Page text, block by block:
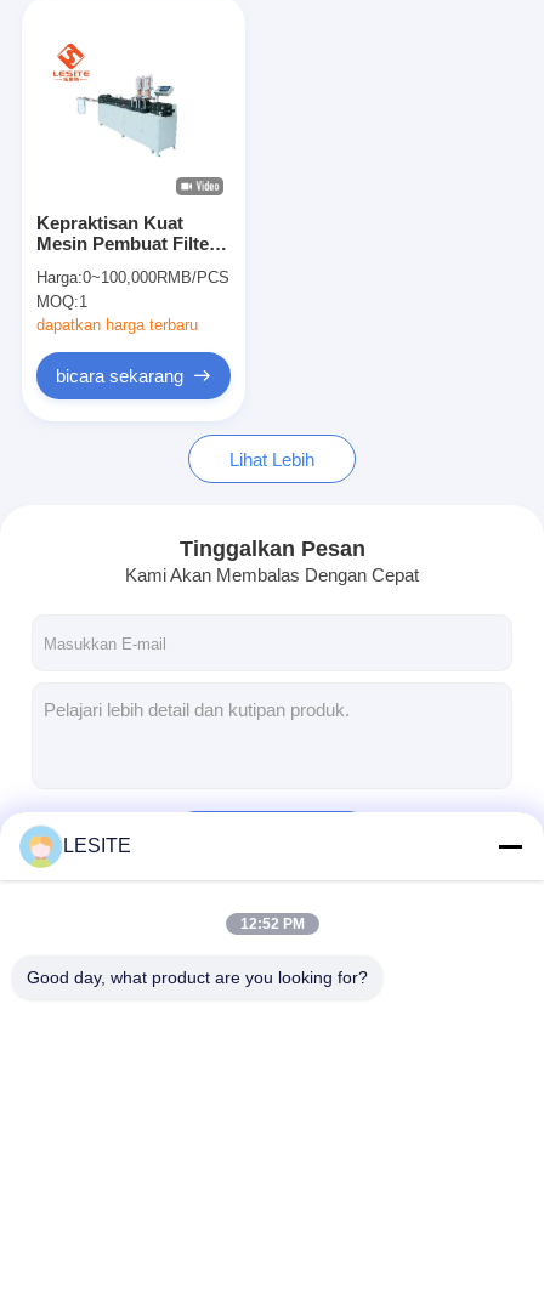
Kepraktisan Kuat
Mesin Pembuat Filter
Bingkai Luar Out
Harga:0~100,000RMB/PCS
MOQ:1
dapatkan harga terbaru
bicara sekarang
Lihat Lebih
Tinggalkan Pesan
Kami Akan Membalas Dengan Cepat
LESITE
12:52 PM
Good day, what product are you looking for?